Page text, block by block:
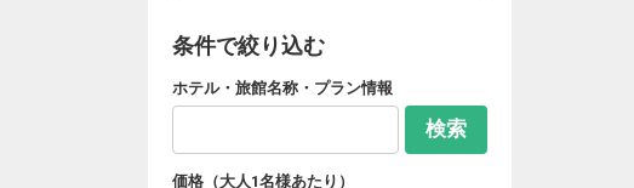
条件で絞り込む
ホテル・旅館名称・プラン情報
検索
価格（大人1名様あたり）